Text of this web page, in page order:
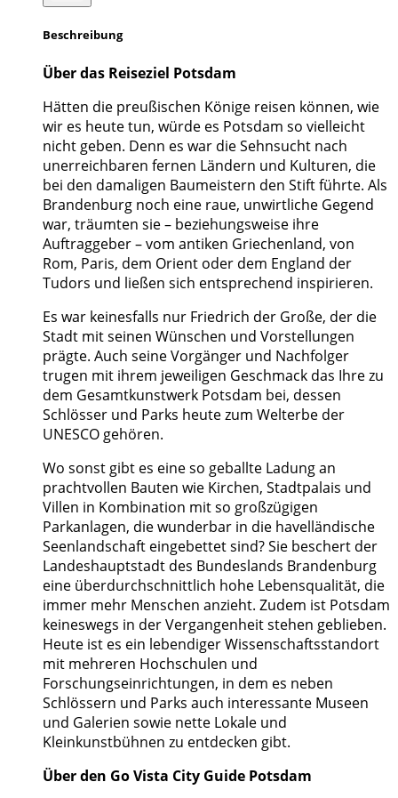
Beschreibung
Über das Reiseziel Potsdam
Hätten die preußischen Könige reisen können, wie
wir es heute tun, würde es Potsdam so vielleicht
nicht geben. Denn es war die Sehnsucht nach
unerreichbaren fernen Ländern und Kulturen, die
bei den damaligen Baumeistern den Stift führte. Als
Brandenburg noch eine raue, unwirtliche Gegend
war, träumten sie – beziehungsweise ihre
Auftraggeber – vom antiken Griechenland, von
Rom, Paris, dem Orient oder dem England der
Tudors und ließen sich entsprechend inspirieren.
Es war keinesfalls nur Friedrich der Große, der die
Stadt mit seinen Wünschen und Vorstellungen
prägte. Auch seine Vorgänger und Nachfolger
trugen mit ihrem jeweiligen Geschmack das Ihre zu
dem Gesamtkunstwerk Potsdam bei, dessen
Schlösser und Parks heute zum Welterbe der
UNESCO gehören.
Wo sonst gibt es eine so geballte Ladung an
prachtvollen Bauten wie Kirchen, Stadtpalais und
Villen in Kombination mit so großzügigen
Parkanlagen, die wunderbar in die havelländische
Seenlandschaft eingebettet sind? Sie beschert der
Landeshauptstadt des Bundeslands Brandenburg
eine überdurchschnittlich hohe Lebensqualität, die
immer mehr Menschen anzieht. Zudem ist Potsdam
keineswegs in der Vergangenheit stehen geblieben.
Heute ist es ein lebendiger Wissenschaftsstandort
mit mehreren Hochschulen und
Forschungseinrichtungen, in dem es neben
Schlössern und Parks auch interessante Museen
und Galerien sowie nette Lokale und
Kleinkunstbühnen zu entdecken gibt.
Über den Go Vista City Guide Potsdam